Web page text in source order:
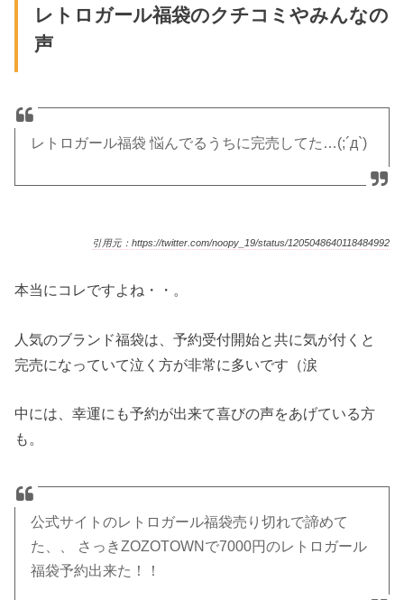
レトロガール福袋のクチコミやみんなの
声
レトロガール福袋 悩んでるうちに完売してた…(;´д`)
引用元：https://twitter.com/noopy_19/status/1205048640118484992
本当にコレですよね・・。
人気のブランド福袋は、予約受付開始と共に気が付くと
完売になっていて泣く方が非常に多いです（涙
中には、幸運にも予約が出来て喜びの声をあげている方
も。
公式サイトのレトロガール福袋売り切れで諦めて
た、、 さっきZOZOTOWNで7000円のレトロガール
福袋予約出来た！！